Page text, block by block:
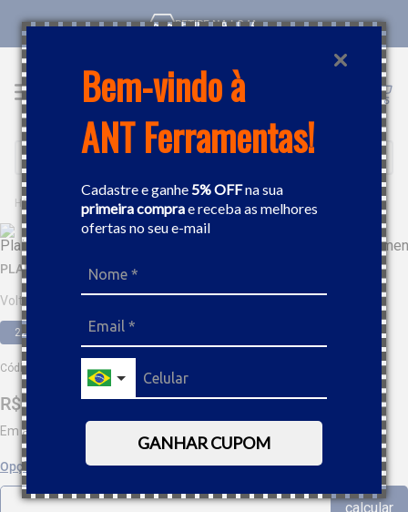
Bem-vindo à
ANT Ferramentas!
Cadastre e ganhe5% OFFna sua
primeira comprae receba as melhores
ofertas no seu e-mail
GANHAR CUPOM
RETIRE NA LOJA
Buscar
FERRAMENTAS PLAINA ELÉTRICA PLAINA ELÉTRICA 550W 1,0MM 17000RPM DEWALT D26676
PLAINA ELÉTRICA 550W 1,0MM 17000RPM DEWALT D26676
Voltagem
220V
Código
R$ 1 10
Em até
Opções de parcelamento